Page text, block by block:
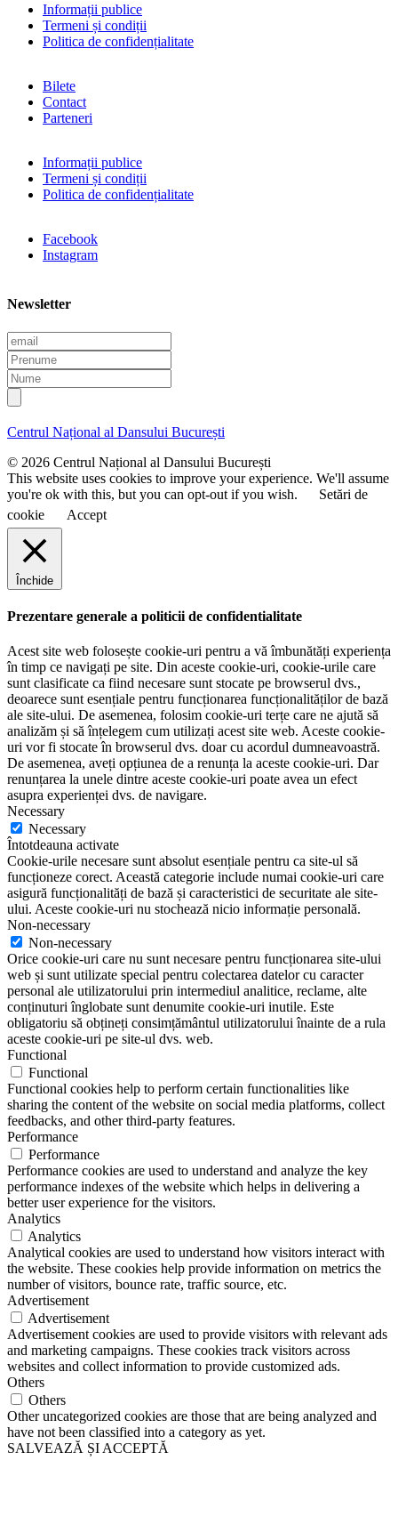
Informații publice
Termeni și condiții
Politica de confidențialitate
Bilete
Contact
Parteneri
Informații publice
Termeni și condiții
Politica de confidențialitate
Facebook
Instagram
Newsletter
E
m
a
i
l
P
r
e
n
m
N
u
m
e
Centrul Național al Dansului București
© 2026 Centrul Național al Dansului București
This website uses cookies to improve your experience. We'll assume
you're ok with this, but you can opt-out if you wish.
Setări de
cookie
Accept
Închide
Prezentare generale a politicii de confidentialitate
Acest site web folosește cookie-uri pentru a vă îmbunătăți experiența
în timp ce navigați pe site. Din aceste cookie-uri, cookie-urile care
sunt clasificate ca fiind necesare sunt stocate pe browserul dvs.,
deoarece sunt esențiale pentru funcționarea funcționalităților de bază
ale site-ului. De asemenea, folosim cookie-uri terțe care ne ajută să
analizăm și să înțelegem cum utilizați acest site web. Aceste cookie-
uri vor fi stocate în browserul dvs. doar cu acordul dumneavoastră.
De asemenea, aveți opțiunea de a renunța la aceste cookie-uri. Dar
renunțarea la unele dintre aceste cookie-uri poate avea un efect
asupra experienței dvs. de navigare.
Necessary
Necessary
Întotdeauna activate
Cookie-urile necesare sunt absolut esențiale pentru ca site-ul să
funcționeze corect. Această categorie include numai cookie-uri care
asigură funcționalități de bază și caracteristici de securitate ale site-
ului. Aceste cookie-uri nu stochează nicio informație personală.
Non-necessary
Non-necessary
Orice cookie-uri care nu sunt necesare pentru funcționarea site-ului
web și sunt utilizate special pentru colectarea datelor cu caracter
personal ale utilizatorului prin intermediul analitice, reclame, alte
conținuturi înglobate sunt denumite cookie-uri inutile. Este
obligatoriu să obțineți consimțământul utilizatorului înainte de a rula
aceste cookie-uri pe site-ul dvs. web.
Functional
Functional
Functional cookies help to perform certain functionalities like
sharing the content of the website on social media platforms, collect
feedbacks, and other third-party features.
Performance
Performance
Performance cookies are used to understand and analyze the key
performance indexes of the website which helps in delivering a
better user experience for the visitors.
Analytics
Analytics
Analytical cookies are used to understand how visitors interact with
the website. These cookies help provide information on metrics the
number of visitors, bounce rate, traffic source, etc.
Advertisement
Advertisement
Advertisement cookies are used to provide visitors with relevant ads
and marketing campaigns. These cookies track visitors across
websites and collect information to provide customized ads.
Others
Others
Other uncategorized cookies are those that are being analyzed and
have not been classified into a category as yet.
SALVEAZĂ ȘI ACCEPTĂ